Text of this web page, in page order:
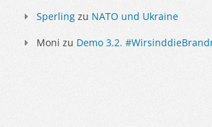
Sperling zu NATO und Ukraine
Moni zu Demo 3.2.